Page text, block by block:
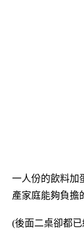
一人份的飲料加
產家庭能夠負擔
(後面二桌卻都